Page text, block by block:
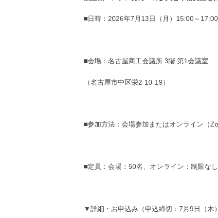
■日時：2026年7月13日（月）15:00～17:00
■会場：名古屋商工会議所 3階 第1会議室
（名古屋市中区栄2-10-19）
■参加方法：会場参加またはオンライン（
■定員：会場：50名、オンライン：制限なし
▼詳細・お申込み（申込締切：7月9日（木